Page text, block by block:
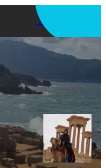
アプリを使う